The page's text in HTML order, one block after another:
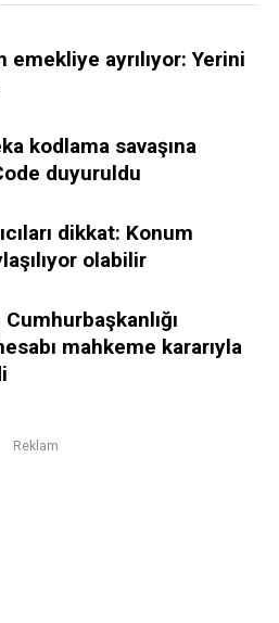
emekliye ayrılıyor: Yerini
kodlama savaşına
duyuruldu
dikkat: Konum
olabilir
mahkeme kararıyla
Reklam